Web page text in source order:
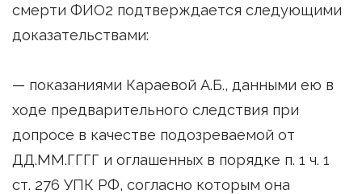
смерти ФИО2 подтверждается следующими
доказательствами:
— показаниями Караевой А.Б., данными ею в
ходе предварительного следствия при
допросе в качестве подозреваемой от
ДД.ММ.ГГГГ и оглашенных в порядке п. 1 ч. 1
ст. 276 УПК РФ, согласно которым она